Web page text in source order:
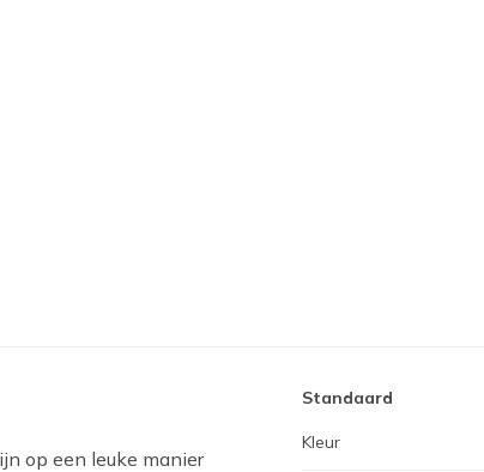
op een leuke manier
Standaard
Kleur